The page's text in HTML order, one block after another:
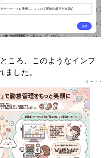
ころ、このようなインフ
した。